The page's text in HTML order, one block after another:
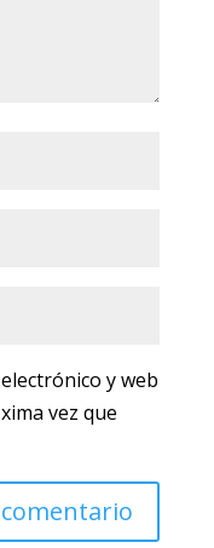
y web
vez que